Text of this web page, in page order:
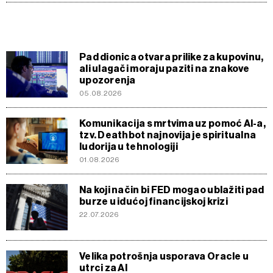
Pad dionica otvara prilike za kupovinu,
ali ulagači moraju paziti na znakove
upozorenja
05.08.2026
Komunikacija s mrtvima uz pomoć AI-a,
tzv. Deathbot najnovija je spiritualna
ludorija u tehnologiji
01.08.2026
Na koji način bi FED mogao ublažiti pad
burze u idućoj financijskoj krizi
22.07.2026
Velika potrošnja usporava Oracle u
utrci za AI